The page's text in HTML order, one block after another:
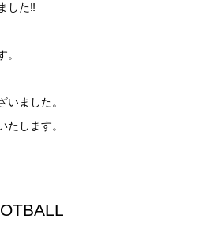
した‼️
。
いました。
たします。